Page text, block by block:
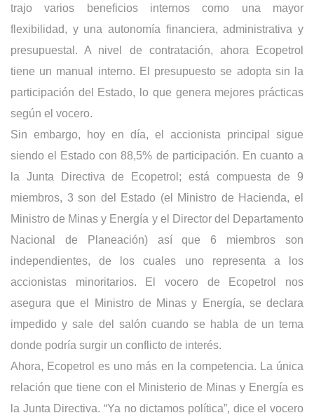
trajo varios beneficios internos como una mayor
flexibilidad, y una autonomía financiera, administrativa y
presupuestal. A nivel de contratación, ahora Ecopetrol
tiene un manual interno. El presupuesto se adopta sin la
participación del Estado, lo que genera mejores prácticas
según el vocero.
Sin embargo, hoy en día, el accionista principal sigue
siendo el Estado con 88,5% de participación. En cuanto a
la Junta Directiva de Ecopetrol; está compuesta de 9
miembros, 3 son del Estado (el Ministro de Hacienda, el
Ministro de Minas y Energía y el Director del Departamento
Nacional de Planeación) así que 6 miembros son
independientes, de los cuales uno representa a los
accionistas minoritarios. El vocero de Ecopetrol nos
asegura que el Ministro de Minas y Energía, se declara
impedido y sale del salón cuando se habla de un tema
donde podría surgir un conflicto de interés.
Ahora, Ecopetrol es uno más en la competencia. La única
relación que tiene con el Ministerio de Minas y Energía es
la Junta Directiva. “Ya no dictamos política”, dice el vocero